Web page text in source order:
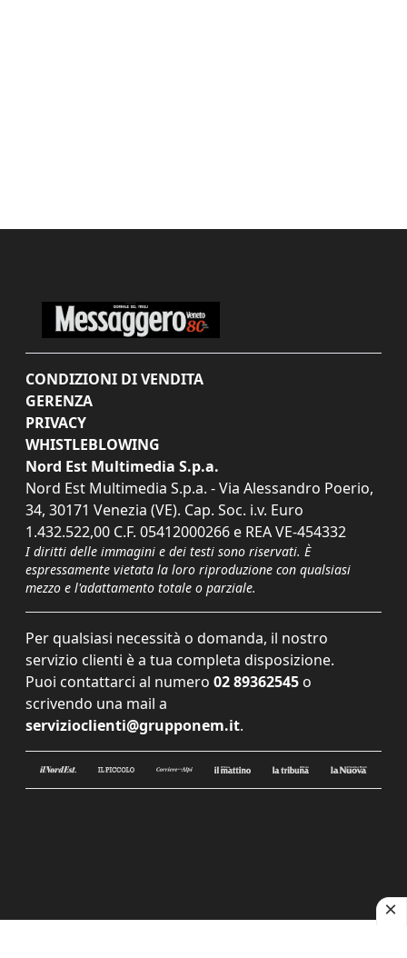
CONDIZIONI DI VENDITA
GERENZA
PRIVACY
WHISTLEBLOWING
Nord Est Multimedia S.p.a.
Nord Est Multimedia S.p.a. - Via Alessandro Poerio,
34, 30171 Venezia (VE). Cap. Soc. i.v. Euro
1.432.522,00 C.F. 05412000266 e REA VE-454332
I diritti delle immagini e dei testi sono riservati. È
espressamente vietata la loro riproduzione con qualsiasi
mezzo e l'adattamento totale o parziale.
Per qualsiasi necessità o domanda, il nostro
servizio clienti è a tua completa disposizione.
Puoi contattarci al numero 02 89362545 o
scrivendo una mail a
servizioclienti@grupponem.it.